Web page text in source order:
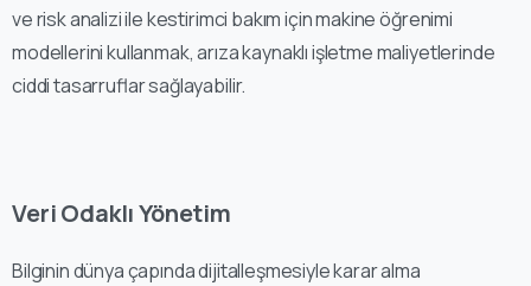
ve risk analizi ile kestirimci bakım için makine öğrenimi
modellerini kullanmak, arıza kaynaklı işletme maliyetlerinde
ciddi tasarruflar sağlayabilir.
Veri Odaklı Yönetim
Bilginin dünya çapında dijitalleşmesiyle karar alma